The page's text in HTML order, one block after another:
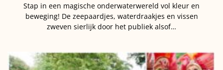
Stap in een magische onderwaterwereld vol kleur en
beweging! De zeepaardjes, waterdraakjes en vissen
zweven sierlijk door het publiek alsof…